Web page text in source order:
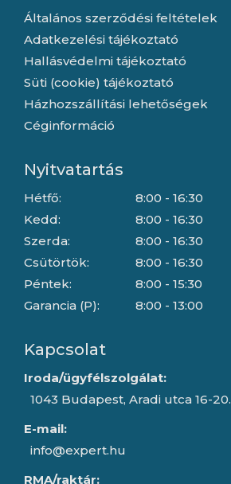
Általános szerződési feltételek
Adatkezelési tájékoztató
Hallásvédelmi tájékoztató
Süti (cookie) tájékoztató
Házhozszállítási lehetőségek
Céginformáció
Nyitvatartás
Hétfő:
Kedd:
Szerda:
Csütörtök:
Péntek:
Garancia (P):
8:00 - 16:30
8:00 - 16:30
8:00 - 16:30
8:00 - 16:30
8:00 - 15:30
8:00 - 13:00
Kapcsolat
Iroda/ügyfélszolgálat:
1043 Budapest, Aradi utca 16-20.
E-mail:
info@expert.hu
RMA/raktár: